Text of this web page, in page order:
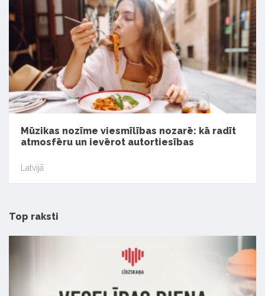
Mūzikas nozīme viesmīlības nozarē: kā radīt
atmosfēru un ievērot autortiesības
Latvijā
Top raksti